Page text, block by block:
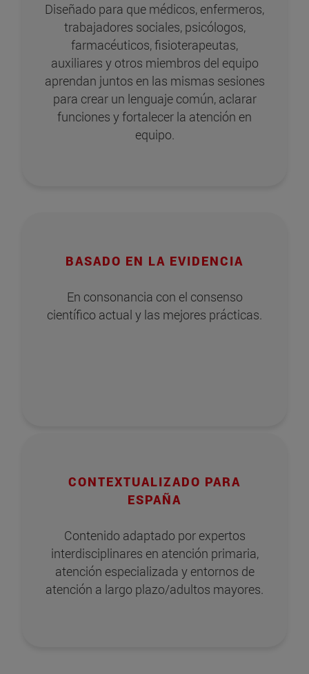
Diseñado para que médicos, enfermeros,
trabajadores sociales, psicólogos,
farmacéuticos, fisioterapeutas,
auxiliares y otros miembros del equipo
aprendan juntos en las mismas sesiones
para crear un lenguaje común, aclarar
funciones y fortalecer la atención en
equipo.
BASADO EN LA EVIDENCIA
En consonancia con el consenso
científico actual y las mejores prácticas.
CONTEXTUALIZADO PARA
ESPAÑA
Contenido adaptado por expertos
interdisciplinares en atención primaria,
atención especializada y entornos de
atención a largo plazo/adultos mayores.